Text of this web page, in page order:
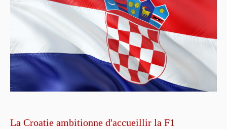
La Croatie ambitionne d'accueillir la F1